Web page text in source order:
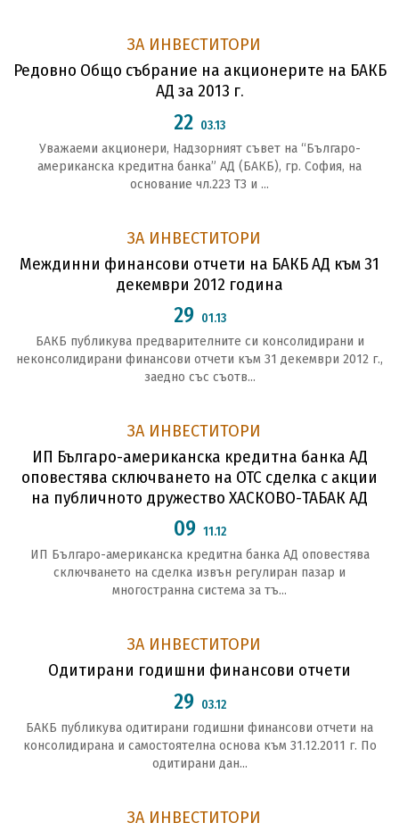
ЗА ИНВЕСТИТОРИ
Редовно Общо събрание на акционерите на БАКБ
АД за 2013 г.
22 03.13
Уважаеми акционери, Надзорният съвет на “Българо-
американска кредитна банка” АД (БАКБ), гр. София, на
основание чл.223 ТЗ и ...
ЗА ИНВЕСТИТОРИ
Междинни финансови отчети на БАКБ АД към 31
декември 2012 година
29 01.13
БАКБ публикува предварителните си консолидирани и
неконсолидирани финансови отчети към 31 декември 2012 г.,
заедно със съотв...
ЗА ИНВЕСТИТОРИ
ИП Българо-американска кредитна банка АД
оповестява сключването на ОТС сделка с акции
на публичното дружество ХАСКОВО-ТАБАК АД
09 11.12
ИП Българо-американска кредитна банка АД оповестява
сключването на сделка извън регулиран пазар и
многостранна система за тъ...
ЗА ИНВЕСТИТОРИ
Oдитирани годишни финансови отчети
29 03.12
БАКБ публикува одитирани годишни финансови отчети на
консолидирана и самостоятелна основа към 31.12.2011 г. По
одитирани дан...
ЗА ИНВЕСТИТОРИ